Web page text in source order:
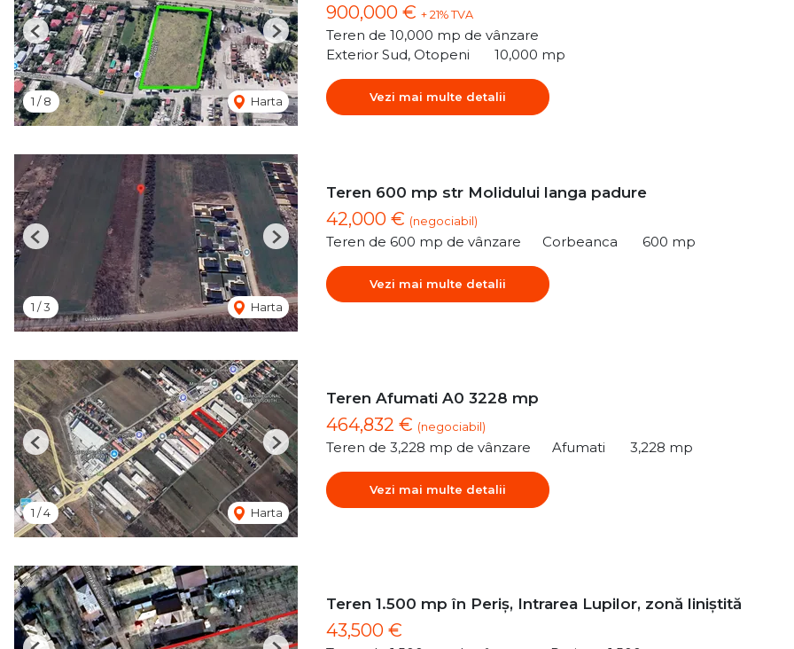
1 /8 Harta
Previous Next
900,000 € + 21% TVA
Teren de 10,000 mp de vânzare
Exterior Sud, Otopeni
10,000 mp
Vezi mai multe detalii
1 /3 Harta
Previous Next
Teren 600 mp str Molidului langa padure
42,000 € (negociabil)
Teren de 600 mp de vânzare Corbeanca 600 mp
Vezi mai multe detalii
1 /4 Harta
Previous Next
Teren Afumati A0 3228 mp
464,832 € (negociabil)
Teren de 3,228 mp de vânzare Afumati 3,228 mp
Vezi mai multe detalii
Teren 1.500 mp în Periș, Intrarea Lupilor, zonă liniștită
43,500 €